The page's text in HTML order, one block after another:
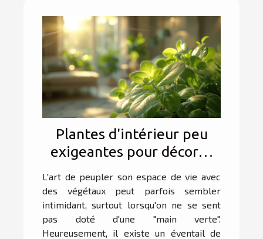
Plantes d'intérieur peu
exigeantes pour décorer
L'art de peupler son espace de vie avec
des végétaux peut parfois sembler
intimidant, surtout lorsqu'on ne se sent
pas doté d'une "main verte".
Heureusement, il existe un éventail de